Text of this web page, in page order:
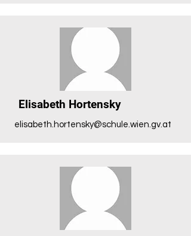
Elisabeth Hortensky
elisabeth.hortensky@schule.wien.gv.at